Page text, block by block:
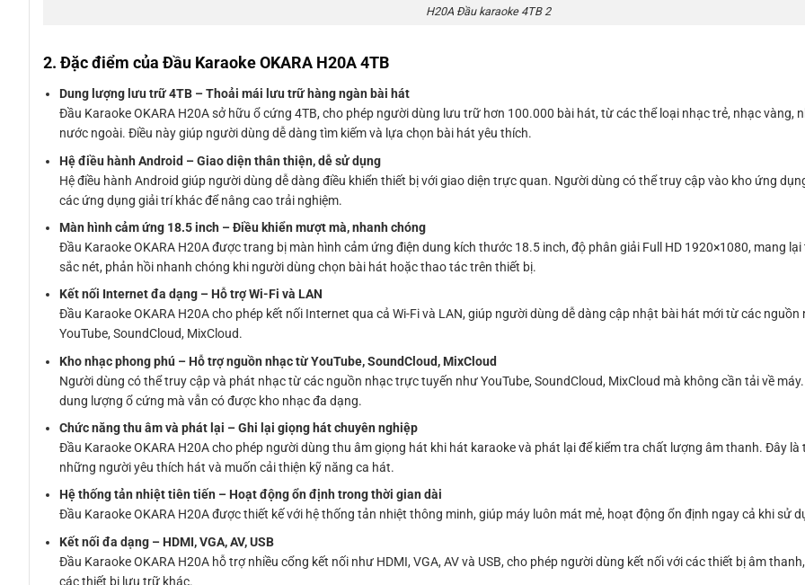
H20A Đầu karaoke 4TB 2
2. Đặc điểm của Đầu Karaoke OKARA H20A 4TB
Dung lượng lưu trữ 4TB – Thoải mái lưu trữ hàng ngàn bài hát
Đầu Karaoke OKARA H20A sở hữu ổ cứng 4TB, cho phép người dùng lưu trữ hơn 100.000 bài hát, từ các thể loại nhạc trẻ, nhạc vàng,
nước ngoài. Điều này giúp người dùng dễ dàng tìm kiếm và lựa chọn bài hát yêu thích.
Hệ điều hành Android – Giao diện thân thiện, dễ sử dụng
Hệ điều hành Android giúp người dùng dễ dàng điều khiển thiết bị với giao diện trực quan. Người dùng có thể truy cập vào kho ứng
các ứng dụng giải trí khác để nâng cao trải nghiệm.
Màn hình cảm ứng 18.5 inch – Điều khiển mượt mà, nhanh chóng
Đầu Karaoke OKARA H20A được trang bị màn hình cảm ứng điện dung kích thước 18.5 inch, độ phân giải Full HD 1920×1080, mang
sắc nét, phản hồi nhanh chóng khi người dùng chọn bài hát hoặc thao tác trên thiết bị.
Kết nối Internet đa dạng – Hỗ trợ Wi-Fi và LAN
Đầu Karaoke OKARA H20A cho phép kết nối Internet qua cả Wi-Fi và LAN, giúp người dùng dễ dàng cập nhật bài hát mới từ các
YouTube, SoundCloud, MixCloud.
Kho nhạc phong phú – Hỗ trợ nguồn nhạc từ YouTube, SoundCloud, MixCloud
Người dùng có thể truy cập và phát nhạc từ các nguồn nhạc trực tuyến như YouTube, SoundCloud, MixCloud mà không cần tải về
dung lượng ổ cứng mà vẫn có được kho nhạc đa dạng.
Chức năng thu âm và phát lại – Ghi lại giọng hát chuyên nghiệp
Đầu Karaoke OKARA H20A cho phép người dùng thu âm giọng hát khi hát karaoke và phát lại để kiểm tra chất lượng âm thanh. Đây
những người yêu thích hát và muốn cải thiện kỹ năng ca hát.
Hệ thống tản nhiệt tiên tiến – Hoạt động ổn định trong thời gian dài
Đầu Karaoke OKARA H20A được thiết kế với hệ thống tản nhiệt thông minh, giúp máy luôn mát mẻ, hoạt động ổn định ngay cả khi sử
Kết nối đa dạng – HDMI, VGA, AV, USB
Đầu Karaoke OKARA H20A hỗ trợ nhiều cổng kết nối như HDMI, VGA, AV và USB, cho phép người dùng kết nối với các thiết bị âm
các thiết bị lưu trữ khác.